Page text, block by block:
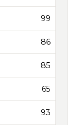
99
86
85
65
93